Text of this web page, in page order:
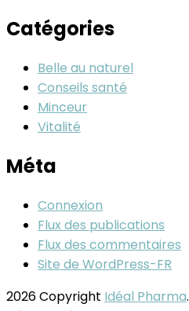
Catégories
Belle au naturel
Conseils santé
Minceur
Vitalité
Méta
Connexion
Flux des publications
Flux des commentaires
Site de WordPress-FR
2026 Copyright Idéal Pharma.